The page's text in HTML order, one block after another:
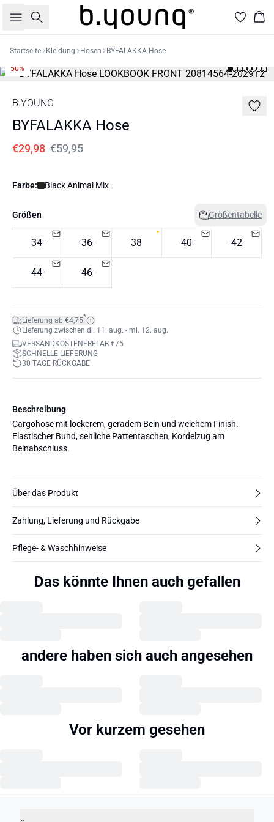
Suche
Startseite Kleidung Hosen BYFALAKKA Hose
50%
B.YOUNG
BYFALAKKA Hose
€29,98 €59,95
Farbe: Black Animal Mix
Größen Größentabelle
34 36 38 40 42
44 46
Lieferung ab €4,75*
Lieferung zwischen di. 11. aug. - mi. 12. aug.
VERSANDKOSTENFREI AB €75
SCHNELLE LIEFERUNG
30 TAGE RÜCKGABE
Beschreibung
Cargohose mit lockerem, geradem Bein und weichem Finish.
Elastischer Bund, seitliche Pattentaschen, Kordelzug am
Beinabschluss.
Über das Produkt
Zahlung, Lieferung und Rückgabe
Pflege- & Waschhinweise
Das könnte Ihnen auch gefallen
andere haben sich auch angesehen
Vor kurzem gesehen